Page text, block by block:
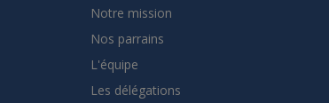
Notre mission
Nos parrains
L'équipe
Les délégations